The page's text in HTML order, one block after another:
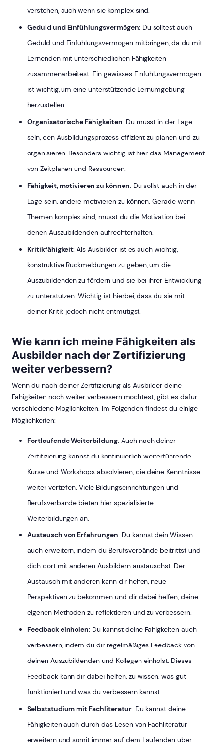
verstehen, auch wenn sie komplex sind.
Geduld und Einfühlungsvermögen: Du solltest auch
Geduld und Einfühlungsvermögen mitbringen, da du mit
Lernenden mit unterschiedlichen Fähigkeiten
zusammenarbeitest. Ein gewisses Einfühlungsvermögen
ist wichtig, um eine unterstützende Lernumgebung
herzustellen.
Organisatorische Fähigkeiten: Du musst in der Lage
sein, den Ausbildungsprozess effizient zu planen und zu
organisieren. Besonders wichtig ist hier das Management
von Zeitplänen und Ressourcen.
Fähigkeit, motivieren zu können: Du sollst auch in der
Lage sein, andere motivieren zu können. Gerade wenn
Themen komplex sind, musst du die Motivation bei
denen Auszubildenden aufrechterhalten.
Kritikfähigkeit: Als Ausbilder ist es auch wichtig,
konstruktive Rückmeldungen zu geben, um die
Auszubildenden zu fördern und sie bei ihrer Entwicklung
zu unterstützen. Wichtig ist hierbei, dass du sie mit
deiner Kritik jedoch nicht entmutigst.
Wie kann ich meine Fähigkeiten als
Ausbilder nach der Zertifizierung
weiter verbessern?
Wenn du nach deiner Zertifizierung als Ausbilder deine
Fähigkeiten noch weiter verbessern möchtest, gibt es dafür
verschiedene Möglichkeiten. Im Folgenden findest du einige
Möglichkeiten:
Fortlaufende Weiterbildung: Auch nach deiner
Zertifizierung kannst du kontinuierlich weiterführende
Kurse und Workshops absolvieren, die deine Kenntnisse
weiter vertiefen. Viele Bildungseinrichtungen und
Berufsverbände bieten hier spezialisierte
Weiterbildungen an.
Austausch von Erfahrungen: Du kannst dein Wissen
auch erweitern, indem du Berufsverbände beitrittst und
dich dort mit anderen Ausbildern austauschst. Der
Austausch mit anderen kann dir helfen, neue
Perspektiven zu bekommen und dir dabei helfen, deine
eigenen Methoden zu reflektieren und zu verbessern.
Feedback einholen: Du kannst deine Fähigkeiten auch
verbessern, indem du dir regelmäßiges Feedback von
deinen Auszubildenden und Kollegen einholst. Dieses
Feedback kann dir dabei helfen, zu wissen, was gut
funktioniert und was du verbessern kannst.
Selbststudium mit Fachliteratur: Du kannst deine
Fähigkeiten auch durch das Lesen von Fachliteratur
erweitern und somit immer auf dem Laufenden über